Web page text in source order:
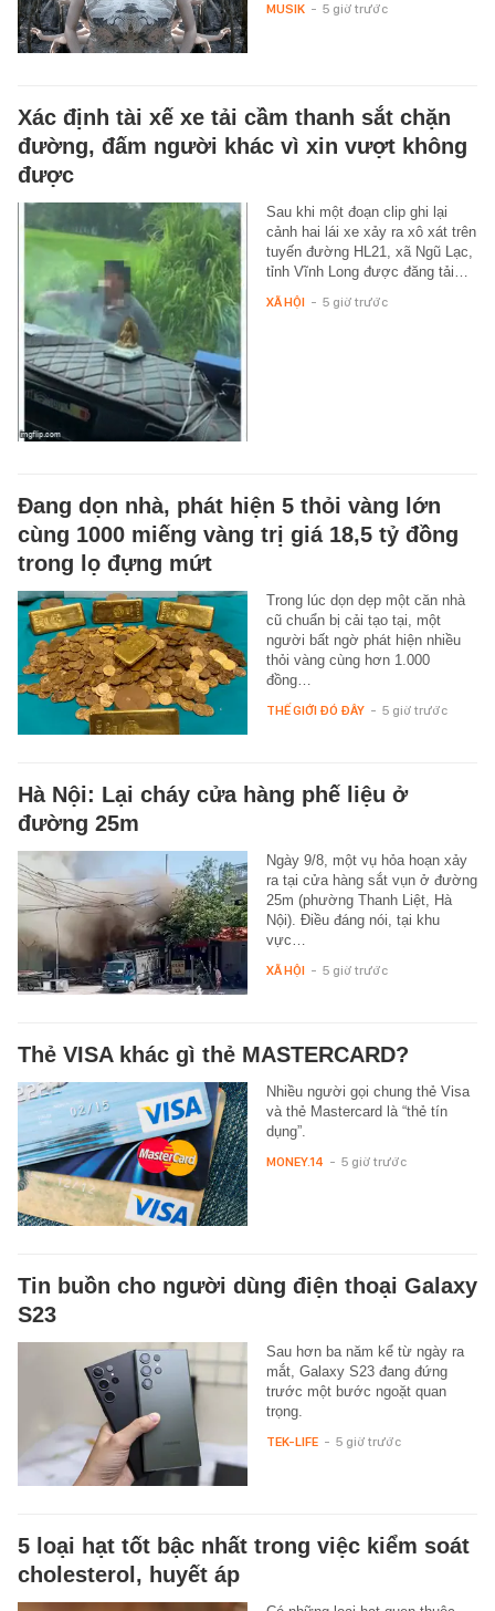
MUSIK - 5 giờ trước
Xác định tài xế xe tải cầm thanh sắt chặn
đường, đấm người khác vì xin vượt không
được
Sau khi một đoạn clip ghi lại
cảnh hai lái xe xảy ra xô xát trên
tuyến đường HL21, xã Ngũ Lạc,
tỉnh Vĩnh Long được đăng tải…
XÃ HỘI - 5 giờ trước
Đang dọn nhà, phát hiện 5 thỏi vàng lớn
cùng 1000 miếng vàng trị giá 18,5 tỷ đồng
trong lọ đựng mứt
Trong lúc dọn dẹp một căn nhà
cũ chuẩn bị cải tạo tại, một
người bất ngờ phát hiện nhiều
thỏi vàng cùng hơn 1.000
đồng…
THẾ GIỚI ĐÓ ĐÂY - 5 giờ trước
Hà Nội: Lại cháy cửa hàng phế liệu ở
đường 25m
Ngày 9/8, một vụ hỏa hoạn xảy
ra tại cửa hàng sắt vụn ở đường
25m (phường Thanh Liệt, Hà
Nội). Điều đáng nói, tại khu
vực…
XÃ HỘI - 5 giờ trước
Thẻ VISA khác gì thẻ MASTERCARD?
Nhiều người gọi chung thẻ Visa
và thẻ Mastercard là “thẻ tín
dụng”.
MONEY.14 - 5 giờ trước
Tin buồn cho người dùng điện thoại Galaxy
S23
Sau hơn ba năm kể từ ngày ra
mắt, Galaxy S23 đang đứng
trước một bước ngoặt quan
trọng.
TEK-LIFE - 5 giờ trước
5 loại hạt tốt bậc nhất trong việc kiểm soát
cholesterol, huyết áp